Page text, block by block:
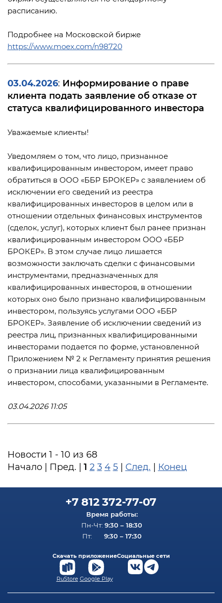
расписанию.
Подробнее на Московской бирже
https://www.moex.com/n98720
03.04.2026: Информирование о праве
клиента подать заявление об отказе от
статуса квалифицированного инвестора
Уважаемые клиенты!
Уведомляем о том, что лицо, признанное
квалифицированным инвестором, имеет право
обратиться в ООО «ББР БРОКЕР» с заявлением об
исключении его сведений из реестра
квалифицированных инвесторов в целом или в
отношении отдельных финансовых инструментов
(сделок, услуг), которых клиент был ранее признан
квалифицированным инвестором ООО «ББР
БРОКЕР». В этом случае лицо лишается
возможности заключать сделки с финансовыми
инструментами, предназначенных для
квалифицированных инвесторов, в отношении
которых оно было признано квалифицированным
инвестором, пользуясь услугами ООО «ББР
БРОКЕР». Заявление об исключении сведений из
реестра лиц, признанных квалифицированными
инвесторами подается по форме, установленной
Приложением № 2 к Регламенту принятия решения
о признании лица квалифицированным
инвестором, способами, указанными в Регламенте.
03.04.2026 11:05
Новости 1 - 10 из 68
Начало | Пред. | 1 2 3 4 5| След. | Конец
+7 812 372-77-07
Время работы:
Пн-Чт: 9:30 – 18:30
Пт: 9:30 – 17:30
Скачать приложение
RuStore Google Play
Социальные сети